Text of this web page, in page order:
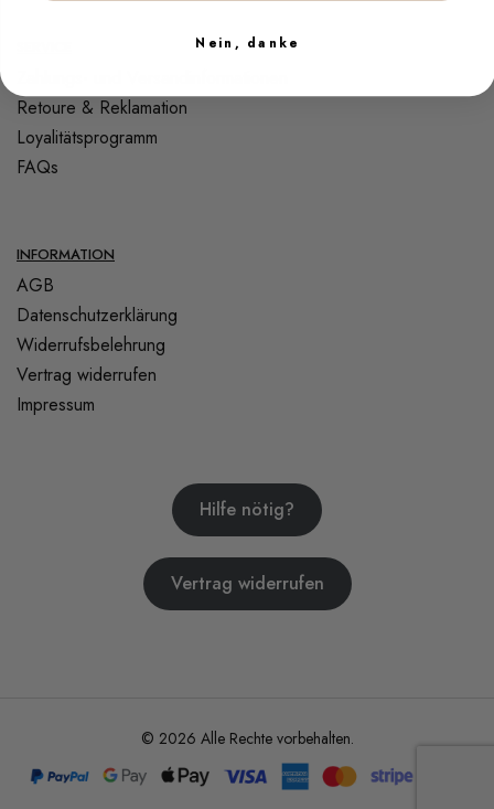
Retoure & Reklamation
Loyalitätsprogramm
FAQs
INFORMATION
AGB
Datenschutzerklärung
Widerrufsbelehrung
Vertrag widerrufen
Impressum
Hilfe nötig?
Vertrag widerrufen
© 2026 Alle Rechte vorbehalten.
Nein, danke